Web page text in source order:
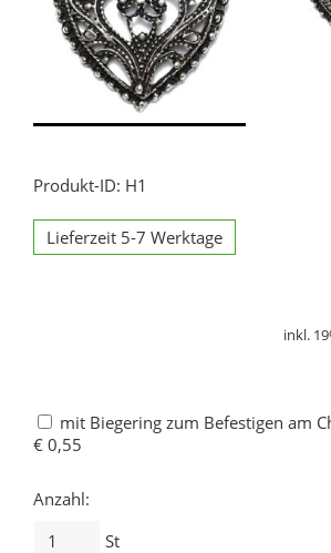
Produkt-ID: H1
Lieferzeit 5-7 Werktage
inkl.
mit Biegering zum Befestigen am
€ 0,55
Anzahl:
St